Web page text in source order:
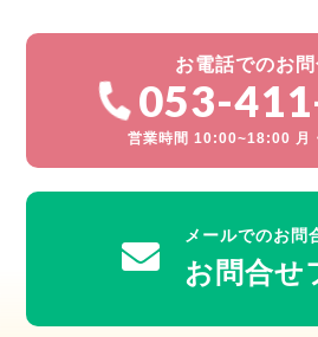
お電話でのお
053-
営業時間 10:00~18:00 月
メールでのお問
お問合せ